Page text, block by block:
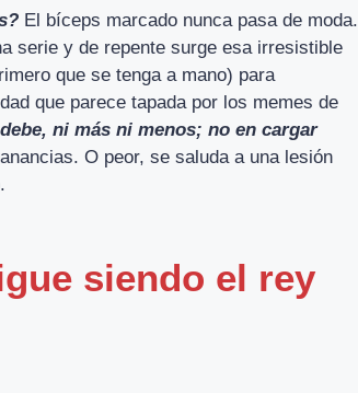
El bíceps marcado nunca pasa de moda.
serie y de repente surge esa irresistible
que se tenga a mano) para
que parece tapada por los memes de
ni más ni menos; no en cargar
O peor, se saluda a una lesión
siendo el rey